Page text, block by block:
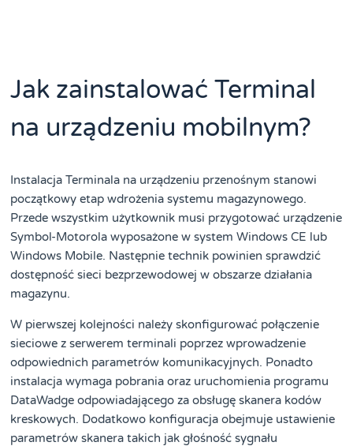
Jak zainstalować Terminal
na urządzeniu mobilnym?
Instalacja Terminala na urządzeniu przenośnym stanowi
początkowy etap wdrożenia systemu magazynowego.
Przede wszystkim użytkownik musi przygotować urządzenie
Symbol-Motorola wyposażone w system Windows CE lub
Windows Mobile. Następnie technik powinien sprawdzić
dostępność sieci bezprzewodowej w obszarze działania
magazynu.
W pierwszej kolejności należy skonfigurować połączenie
sieciowe z serwerem terminali poprzez wprowadzenie
odpowiednich parametrów komunikacyjnych. Ponadto
instalacja wymaga pobrania oraz uruchomienia programu
DataWadge odpowiadającego za obsługę skanera kodów
kreskowych. Dodatkowo konfiguracja obejmuje ustawienie
parametrów skanera takich jak głośność sygnału